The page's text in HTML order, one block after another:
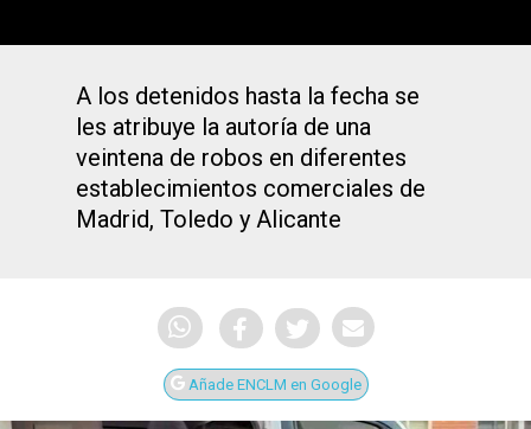
A los detenidos hasta la fecha se
les atribuye la autoría de una
veintena de robos en diferentes
establecimientos comerciales de
Madrid, Toledo y Alicante
Añade ENCLM en Google